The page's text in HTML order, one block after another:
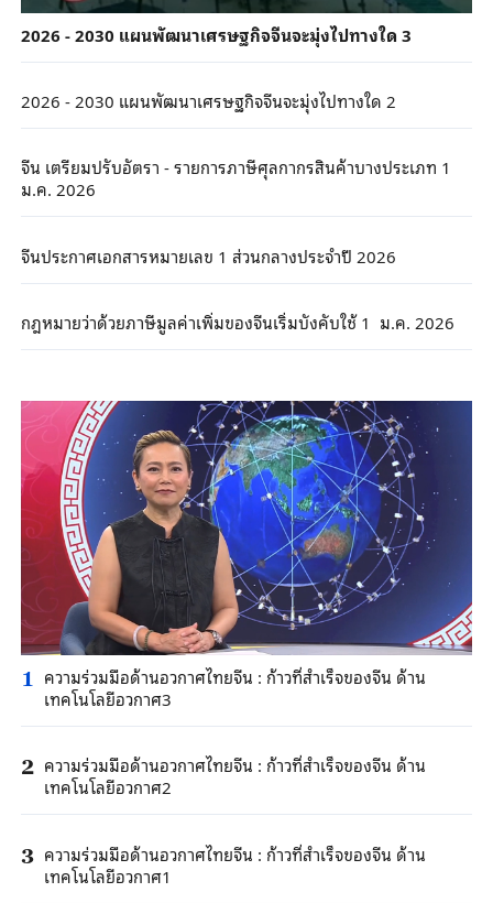
2026 - 2030 แผนพัฒนาเศรษฐกิจจีนจะมุ่งไปทางใด 3
2026 - 2030 แผนพัฒนาเศรษฐกิจจีนจะมุ่งไปทางใด 2
จีน เตรียมปรับอัตรา - รายการภาษีศุลกากรสินค้าบางประเภท 1
ม.ค. 2026
จีนประกาศเอกสารหมายเลข 1 ส่วนกลางประจำปี 2026
กฎหมายว่าด้วยภาษีมูลค่าเพิ่มของจีนเริ่มบังคับใช้ 1 ม.ค. 2026
1 ความร่วมมือด้านอวกาศไทยจีน : ก้าวที่สำเร็จของจีน ด้าน
เทคโนโลยีอวกาศ3
2 ความร่วมมือด้านอวกาศไทยจีน : ก้าวที่สำเร็จของจีน ด้าน
เทคโนโลยีอวกาศ2
3 ความร่วมมือด้านอวกาศไทยจีน : ก้าวที่สำเร็จของจีน ด้าน
เทคโนโลยีอวกาศ1